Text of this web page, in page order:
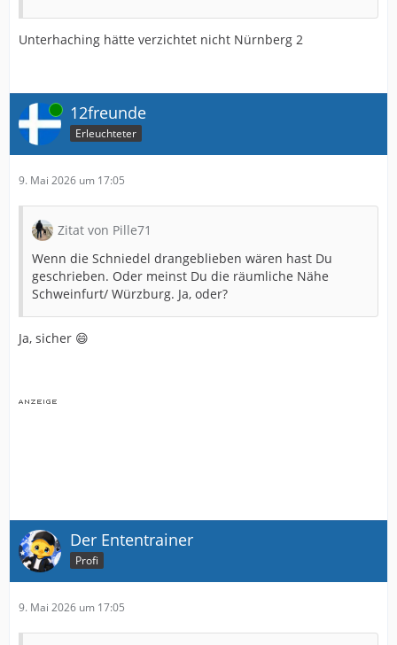
Unterhaching hätte verzichtet nicht Nürnberg 2
Online 12freunde
Erleuchteter
9. Mai 2026 um 17:05
Zitat von Pille71
Wenn die Schniedel drangeblieben wären hast Du
geschrieben. Oder meinst Du die räumliche Nähe
Schweinfurt/ Würzburg. Ja, oder?
Ja, sicher 😄
Der Ententrainer
Profi
9. Mai 2026 um 17:05